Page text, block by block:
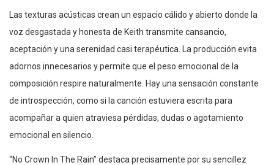
Las texturas acústicas crean un espacio cálido y abierto donde la
voz desgastada y honesta de Keith transmite cansancio,
aceptación y una serenidad casi terapéutica. La producción evita
adornos innecesarios y permite que el peso emocional de la
composición respire naturalmente. Hay una sensación constante
de introspección, como si la canción estuviera escrita para
acompañar a quien atraviesa pérdidas, dudas o agotamiento
emocional en silencio.
“No Crown In The Rain” destaca precisamente por su sencillez